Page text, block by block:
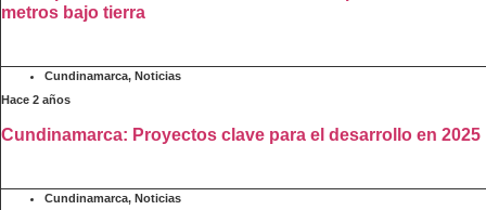
metros bajo tierra
Cundinamarca, Noticias
Hace 2 años
Cundinamarca: Proyectos clave para el desarrollo en 2025
Cundinamarca, Noticias